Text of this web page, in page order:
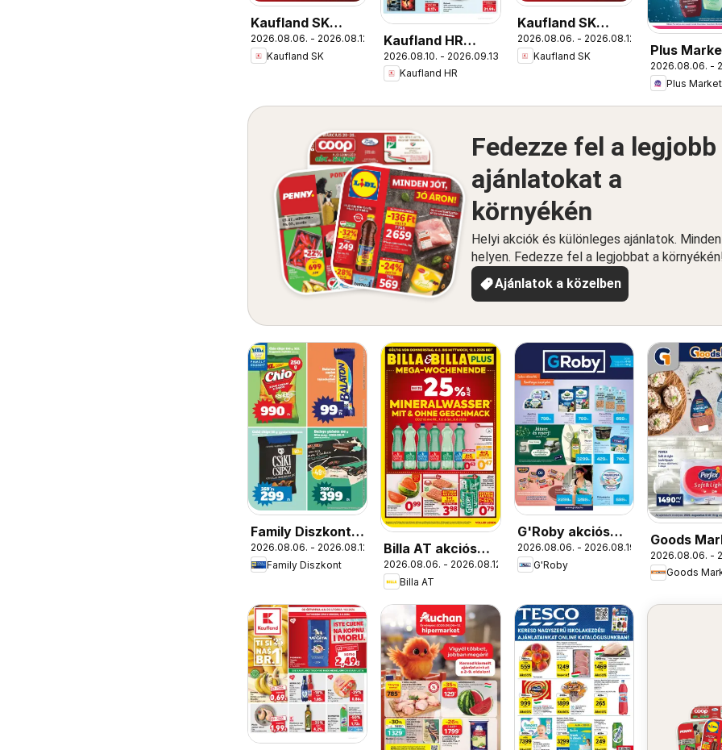
Kaufland SK
akciós újság
2026.08.06. - 2026.08.12.
Kaufland SK
Kaufland HR
akciós újság
2026.08.10. - 2026.09.13.
Kaufland HR
Kaufland SK
Nonfood akciós
újság
2026.08.06. - 2026.08.12.
Kaufland SK
Plus
akciós
2026.08.06. -
Plus Market
Fedezze fel a legjobb
ajánlatokat a
környékén
Helyi akciók és különleges ajánlatok.
helyen. Fedezze fel a legjobbat a
Ajánlatok a közelben
Family Diszkont
akciós újság
2026.08.06. - 2026.08.12.
Family Diszkont
Billa AT akciós
újság
2026.08.06. - 2026.08.12.
Billa AT
G'Roby akciós
újság
2026.08.06. - 2026.08.19.
G'Roby
Goods
akciós
2026.08.06. -
Goods